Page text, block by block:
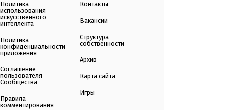
Политика
использования
искусственного
интеллекта
Политика
конфиденциальности
приложения
Соглашение
пользователя
Сообщества
Правила
комментирования
Контакты
Вакансии
Структура
собственности
Архив
Карта сайта
Игры